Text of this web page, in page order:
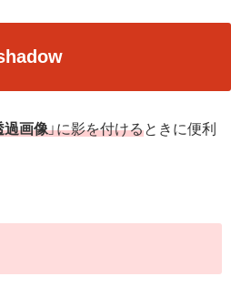
過画像」に影を付けるときに便利